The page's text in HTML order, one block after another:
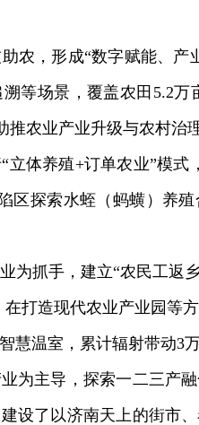
，形成“数字赋能、产
等场景，覆盖农田5.2万
农业产业升级与农村治
体养殖+订单农业”模式
区探索水蛭（蚂蟥）养
抓手，建立“农民工返乡
在打造现代农业产业园等
慧温室，累计辐射带动3
主导，探索一二三产融
设了以济南天上的街市